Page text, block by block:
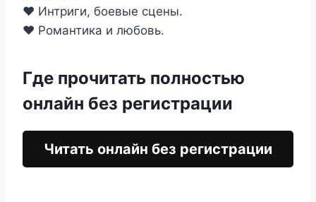
♥ Интриги, боевые сцены.
♥ Романтика и любовь.
Где прочитать полностью
онлайн без регистрации
Читать онлайн без регистрации